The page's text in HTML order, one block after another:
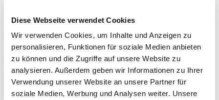
Diese Webseite verwendet Cookies
Wir verwenden Cookies, um Inhalte und Anzeigen zu
personalisieren, Funktionen für soziale Medien anbieten
zu können und die Zugriffe auf unsere Website zu
analysieren. Außerdem geben wir Informationen zu Ihrer
Verwendung unserer Website an unsere Partner für
soziale Medien, Werbung und Analysen weiter. Unsere